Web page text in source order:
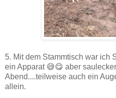
5. Mit dem Stammtisch war ich
ein Apparat 😅😋 aber
Abend....teilweise auch ein
allein.